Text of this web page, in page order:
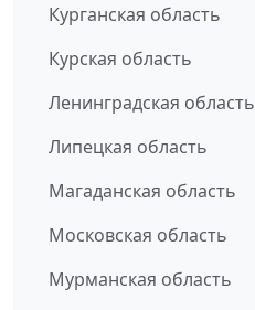
Курганская область
Курская область
Ленинградская область
Липецкая область
Магаданская область
Московская область
Мурманская область